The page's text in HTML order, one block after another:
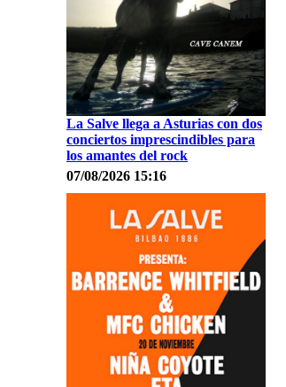
La Salve llega a Asturias con dos
conciertos imprescindibles para
los amantes del rock
07/08/2026 15:16